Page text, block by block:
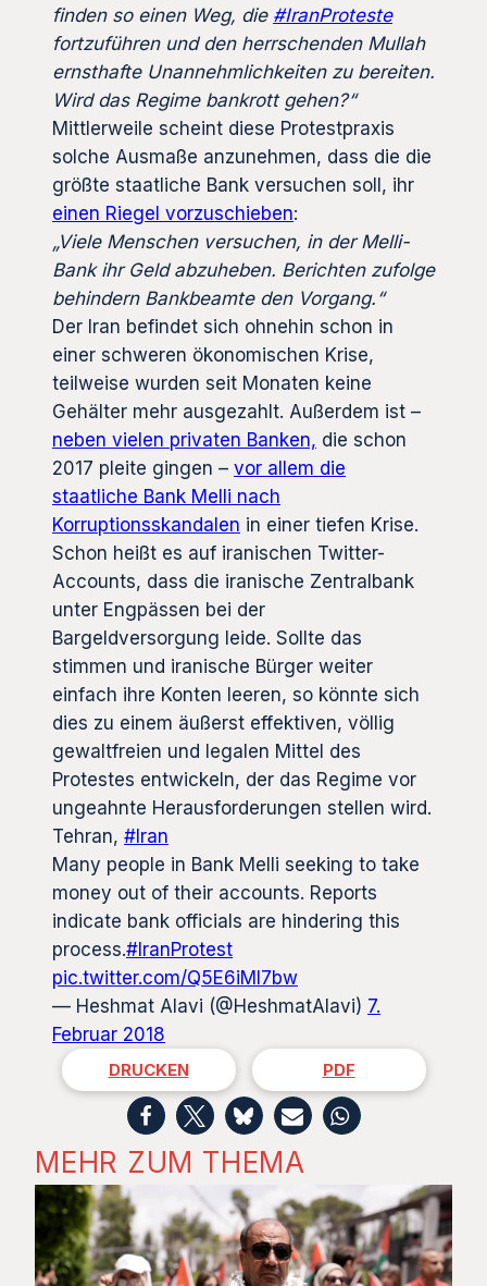
finden so einen Weg, die #IranProteste
fortzuführen und den herrschenden Mullah
ernsthafte Unannehmlichkeiten zu bereiten.
Wird das Regime bankrott gehen?“
Mittlerweile scheint diese Protestpraxis
solche Ausmaße anzunehmen, dass die die
größte staatliche Bank versuchen soll, ihr
einen Riegel vorzuschieben:
„Viele Menschen versuchen, in der Melli-
Bank ihr Geld abzuheben. Berichten zufolge
behindern Bankbeamte den Vorgang.“
Der Iran befindet sich ohnehin schon in
einer schweren ökonomischen Krise,
teilweise wurden seit Monaten keine
Gehälter mehr ausgezahlt. Außerdem ist –
neben vielen privaten Banken, die schon
2017 pleite gingen – vor allem die
staatliche Bank Melli nach
Korruptionsskandalen in einer tiefen Krise.
Schon heißt es auf iranischen Twitter-
Accounts, dass die iranische Zentralbank
unter Engpässen bei der
Bargeldversorgung leide. Sollte das
stimmen und iranische Bürger weiter
einfach ihre Konten leeren, so könnte sich
dies zu einem äußerst effektiven, völlig
gewaltfreien und legalen Mittel des
Protestes entwickeln, der das Regime vor
ungeahnte Herausforderungen stellen wird.
Tehran, #Iran
Many people in Bank Melli seeking to take
money out of their accounts. Reports
indicate bank officials are hindering this
process.#IranProtest
pic.twitter.com/Q5E6iMl7bw
— Heshmat Alavi (@HeshmatAlavi) 7.
Februar 2018
DRUCKEN PDF
MEHR ZUM THEMA